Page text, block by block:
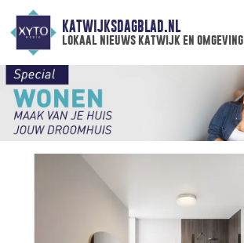
KATWIJKSDAGBLAD.NL
lokaal nieuws katwijk en omgeving